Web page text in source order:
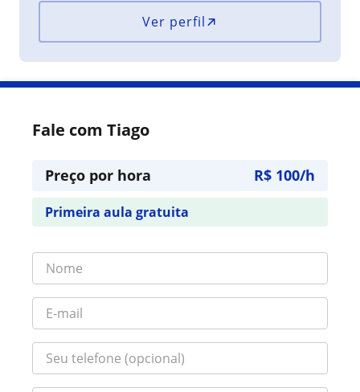
Ver perfil
Fale com Tiago
Preço por hora R$ 100/h
Primeira aula gratuita